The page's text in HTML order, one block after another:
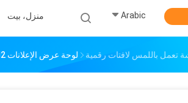
منزل، بيت Arabic
تعمل باللمس لافتات رقمية لوحة عرض الإعلانات 350cd / M2 تعمل باللمس كشك الإشارات الرقمية